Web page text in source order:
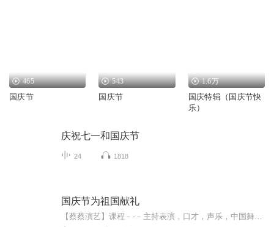
465
国庆节
543
国庆节
1.6万
国庆特辑（国庆节快
乐）
庆祝七一和国庆节
24 1818
国庆节为祖国献礼